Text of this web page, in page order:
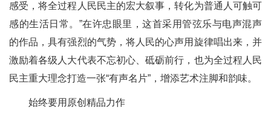
感受，将全过程人民民主的宏大叙事，转化为普通人可触可
感的生活日常。”在许忠眼里，这首采用管弦乐与电声混声
的作品，具有强烈的气势，将人民的心声用旋律唱出来，并
激励着各级人大代表不忘初心、砥砺前行，也为全过程人民
民主重大理念打造一张“有声名片”，增添艺术注脚和韵味。
始终要用原创精品力作